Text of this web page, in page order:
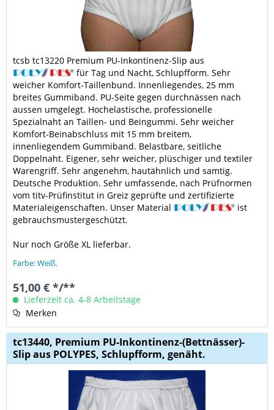
tcsb tc13220 Premium PU-Inkontinenz-Slip aus
für Tag und Nacht, Schlupfform. Sehr
weicher Komfort-Taillenbund. Innenliegendes, 25 mm
breites Gummiband. PU-Seite gegen durchnässen nach
aussen umgelegt. Hochelastische, professionelle
Spezialnaht an Taillen- und Beingummi. Sehr weicher
Komfort-Beinabschluss mit 15 mm breitem,
innenliegendem Gummiband. Belastbare, seitliche
Doppelnaht. Eigener, sehr weicher, plüschiger und textiler
Warengriff. Sehr angenehm, hautähnlich und samtig.
Deutsche Produktion. Sehr umfassende, nach Prüfnormen
vom titv-Prüfinstitut in Greiz geprüfte und zertifizierte
Materialeigenschaften. Unser Material
ist
gebrauchsmustergeschützt.
Nur noch Größe XL lieferbar.
Farbe: Weiß.
51,00 € */**
Lieferzeit ca. 4-8 Arbeitstage
Merken
tc13440, Premium PU-Inkontinenz-(Bettnässer)-
Slip aus POLYPES, Schlupfform, genäht.